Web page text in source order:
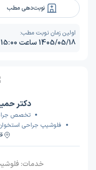
نوبت‌دهی مطب
اولین زمان نوبت مطب:
1405/05/18 ساعت 15:00
دکتر
تخصص
فلوشیپ جراحی
خدمات: